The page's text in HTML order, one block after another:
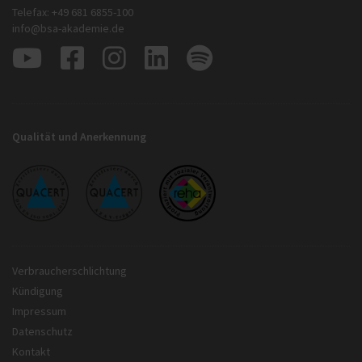
Telefax: +49 681 6855-100
info@bsa-akademie.de
Qualität und Anerkennung
Verbraucherschlichtung
Kündigung
Impressum
Datenschutz
Kontakt